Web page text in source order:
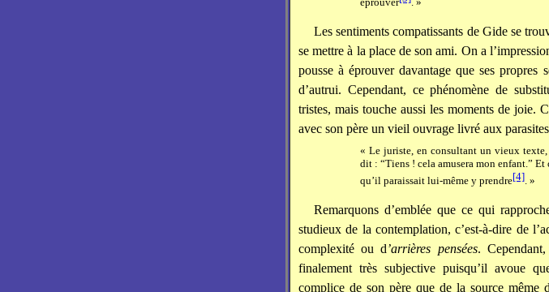
Les sentiments compatissants de Gide se
se mettre à la place de son ami. On a
pousse à éprouver davantage que ses propres
d’autrui. Cependant, ce phénomène de
tristes, mais touche aussi les moments de joie.
avec son père un vieil ouvrage livré aux
« Le juriste, en consultant un vieux texte,
dit : “Tiens ! cela amusera mon enfant.” Et
qu’il paraissait lui-même y prendre[4]. »
Remarquons d’emblée que ce qui
studieux de la contemplation, c’est-à-dire de
complexité ou d’arrières pensées.
finalement très subjective puisqu’il avoue
complice de son père que de la source même